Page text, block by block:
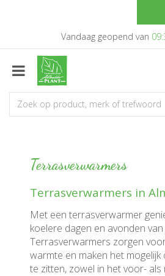
a
Vandaag geopend van
Terrasverwarmers
Terrasverwarmers in
Met een terrasverwarmer
koelere dagen en avonden
Terrasverwarmers zorgen
warmte en maken het mogelijk
te zitten, zowel in het voor- als